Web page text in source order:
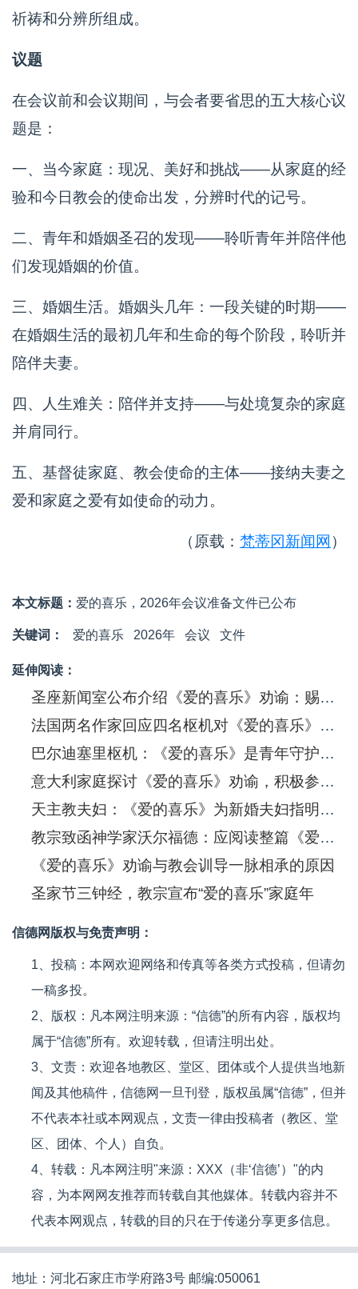
祈祷和分辨所组成。
议题
在会议前和会议期间，与会者要省思的五大核心议
题是：
一、当今家庭：现况、美好和挑战——从家庭的经
验和今日教会的使命出发，分辨时代的记号。
二、青年和婚姻圣召的发现——聆听青年并陪伴他
们发现婚姻的价值。
三、婚姻生活。婚姻头几年：一段关键的时期——
在婚姻生活的最初几年和生命的每个阶段，聆听并
陪伴夫妻。
四、人生难关：陪伴并支持——与处境复杂的家庭
并肩同行。
五、基督徒家庭、教会使命的主体——接纳夫妻之
爱和家庭之爱有如使命的动力。
（原载： 梵蒂冈新闻网 ）
本文标题： 爱的喜乐，2026年会议准备文件已公布
关键词： 爱的喜乐 2026年 会议 文件
延伸阅读：
圣座新闻室公布介绍《爱的喜乐》劝谕：赐予家庭的慈悲标记
法国两名作家回应四名枢机对《爱的喜乐》的「疑问」
巴尔迪塞里枢机：《爱的喜乐》是青年守护家庭的指南针
意大利家庭探讨《爱的喜乐》劝谕，积极参加本届世界家庭大会
天主教夫妇：《爱的喜乐》为新婚夫妇指明永恒的美好
教宗致函神学家沃尔福德：应阅读整篇《爱的喜乐》劝谕
《爱的喜乐》劝谕与教会训导一脉相承的原因
圣家节三钟经，教宗宣布“爱的喜乐”家庭年
信德网版权与免责声明：
1、投稿：本网欢迎网络和传真等各类方式投稿，但请勿
一稿多投。
2、版权：凡本网注明来源：“信德”的所有内容，版权均
属于“信德”所有。欢迎转载，但请注明出处。
3、文责：欢迎各地教区、堂区、团体或个人提供当地新
闻及其他稿件，信德网一旦刊登，版权虽属“信德”，但并
不代表本社或本网观点，文责一律由投稿者（教区、堂
区、团体、个人）自负。
4、转载：凡本网注明"来源：XXX（非‘信德’）"的内
容，为本网网友推荐而转载自其他媒体。转载内容并不
代表本网观点，转载的目的只在于传递分享更多信息。
地址：河北石家庄市学府路3号 邮编:050061